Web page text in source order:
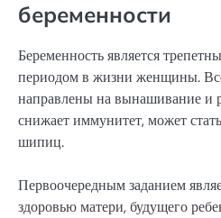
беременности
Беременность является
периодом в жизни женщины.
направлены на вынашивание и
снижает иммунитет, может
шипиц.
Первоочередным заданием
здоровью матери, будущего